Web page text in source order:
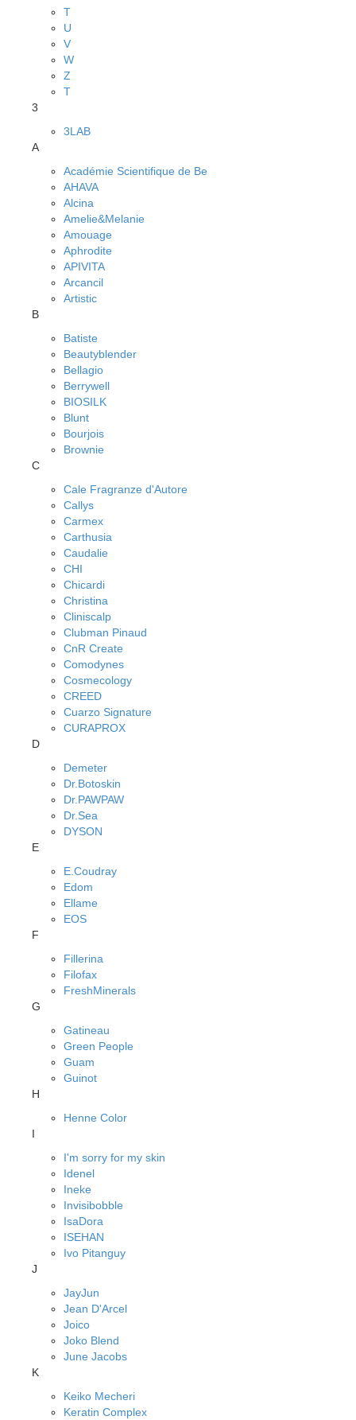
T
U
V
W
Z
Т
3
3LAB
A
Académie Scientifique de Be
AHAVA
Alcina
Amelie&Melanie
Amouage
Aphrodite
APIVITA
Arcancil
Artistic
B
Batiste
Beautyblender
Bellagio
Berrywell
BIOSILK
Blunt
Bourjois
Brownie
C
Cale Fragranze d'Autore
Callys
Carmex
Carthusia
Caudalie
CHI
Chicardi
Christina
Cliniscalp
Clubman Pinaud
CnR Create
Comodynes
Cosmecology
CREED
Cuarzo Signature
CURAPROX
D
Demeter
Dr.Botoskin
Dr.PAWPAW
Dr.Sea
DYSON
E
E.Coudray
Edom
Ellame
EOS
F
Fillerina
Filofax
FreshMinerals
G
Gatineau
Green People
Guam
Guinot
H
Henne Color
I
I'm sorry for my skin
Idenel
Ineke
Invisibobble
IsaDora
ISEHAN
Ivo Pitanguy
J
JayJun
Jean D'Arcel
Joico
Joko Blend
June Jacobs
K
Keiko Mecheri
Keratin Complex